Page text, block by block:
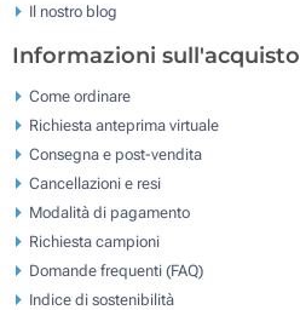
Il nostro blog
Informazioni sull'acquisto
Come ordinare
Richiesta anteprima virtuale
Consegna e post-vendita
Cancellazioni e resi
Modalità di pagamento
Richiesta campioni
Domande frequenti (FAQ)
Indice di sostenibilità